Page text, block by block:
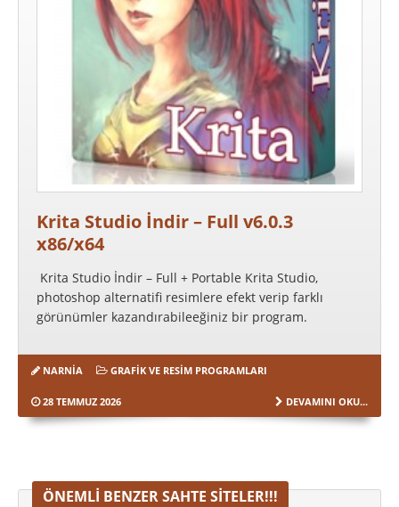
Krita Studio İndir – Full v6.0.3
x86/x64
Krita Studio İndir – Full + Portable Krita Studio,
photoshop alternatifi resimlere efekt verip farklı
görünümler kazandırabileeğiniz bir program.
NARNIA GRAFIK VE RESIM PROGRAMLARI
28 TEMMUZ 2026 DEVAMINI OKU...
ÖNEMLI BENZER SAHTE SITELER!!!